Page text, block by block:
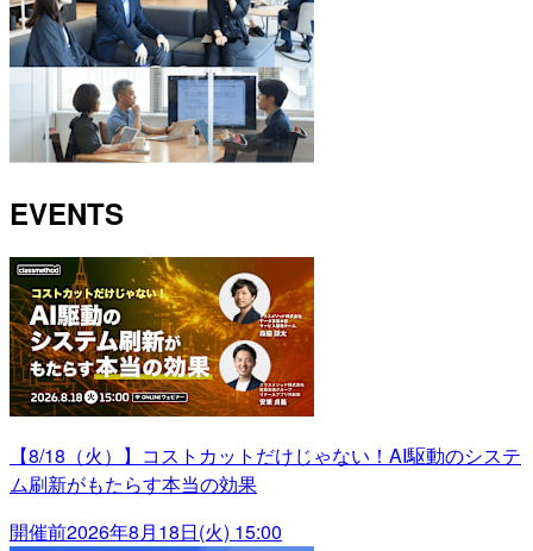
EVENTS
【8/18（火）】コストカットだけじゃない！AI駆動のシステ
ム刷新がもたらす本当の効果
開催前2026年8月18日(火) 15:00